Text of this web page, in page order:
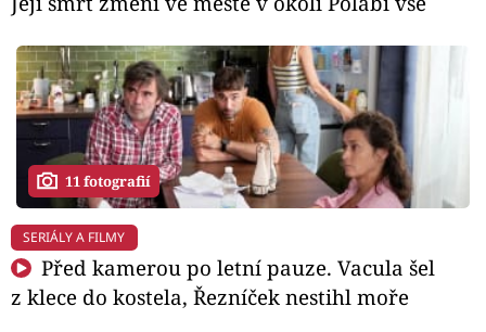
11 fotografií
SERIÁLY A FILMY
Před kamerou po letní pauze. Vacula šel
z klece do kostela, Řezníček nestihl moře